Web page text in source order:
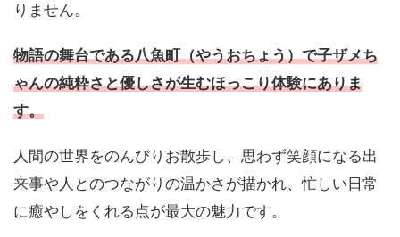
りません。
物語の舞台である八魚町（やうおちょう）で子ザメち
ゃんの純粋さと優しさが生むほっこり体験にありま
す。
人間の世界をのんびりお散歩し、思わず笑顔になる出
来事や人とのつながりの温かさが描かれ、忙しい日常
に癒やしをくれる点が最大の魅力です。